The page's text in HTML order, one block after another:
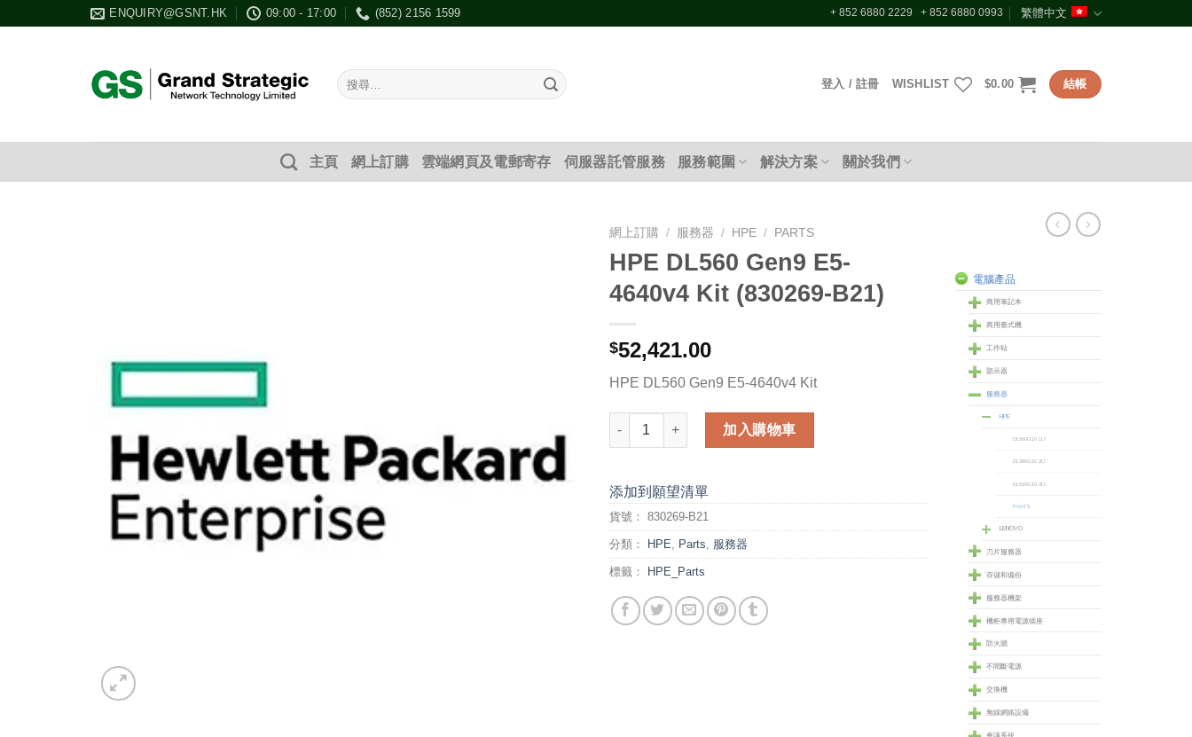
ENQUIRY@GSNT.HK 09:00 - 17:00 (852) 2156 1599 + 852 6880 2229 + 852 6880 0993 繁體中文
搜
尋：
登入 / 註冊 WISHLIST $0.00 結帳
主頁 網上訂購 雲端網頁及電郵寄存 伺服器託管服務 服務範圍 解決方案 關於我們
網上訂購 / 服務器 / HPE / PARTS
HPE DL560 Gen9 E5-
4640v4 Kit (830269-B21)
$52,421.00
HPE DL560 Gen9 E5-4640v4 Kit
HPE DL560 Gen9 E5-4640v4 Kit (830269-B21) 數量
加入購物車
添加到願望清單
貨號： 830269-B21
分類： HPE Parts 服務器
標籤： HPE_Parts
電腦產品
商用筆記本
商用臺式機
工作站
顥示器
服務器
HPE
DL360G10 1U
DL380G10 2U
DL560G10 2U
PARTS
LENOVO
刀片服務器
存儲和備份
服務器機架
機柜專用電源插座
防火牆
不間斷電源
交換機
無線網絡設備